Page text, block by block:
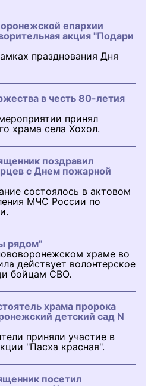
епархии
акция "Подари
празднования Дня
в честь 80-летия
принял
храма села Хохол.
поздравил
с Днем пожарной
состоялось в актовом
МЧС России по
рядом"
храме во
действует волонтерское
бойцам СВО.
храма пророка
детский сад N
приняли участие в
"Пасха красная".
посетил